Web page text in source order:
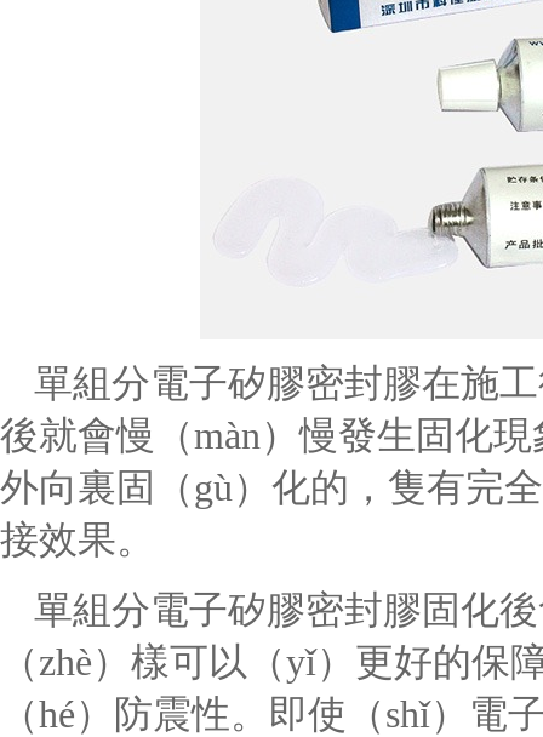
單組分電子矽膠密封膠在施
後就會慢（màn）慢發生固化
外向裏固（gù）化的，隻有完
接效果。
單組分電子矽膠密封膠固化
（zhè）樣可以（yǐ）更好的
（hé）防震性。即使（shǐ）電